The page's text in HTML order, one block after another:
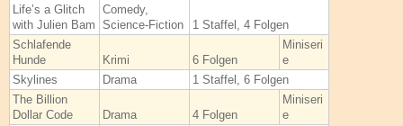
Life’s a Glitch
with Julien Bam
Comedy,
Science-Fiction
1 Staffel, 4 Folgen
Schlafende
Hunde
Krimi 6 Folgen
Miniseri
e
Skylines
Drama
1 Staffel, 6 Folgen
The Billion
Dollar Code
Drama 4 Folgen
Miniseri
e